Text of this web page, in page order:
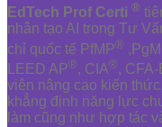
EdTech Prof Certi ®
nhân tạo AI trong Tư
chỉ quốc tế PfMP®
LEED AP®, CIA®, CFA-
viên nâng cao kiến
khẳng định năng lực
làm cũng như hợp tác